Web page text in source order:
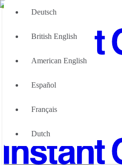
Nosotras podemos ayudar
Acerca de Nosotros
Contacte con nosotros
Deutsch
British English
American English
Español
Français
Dutch